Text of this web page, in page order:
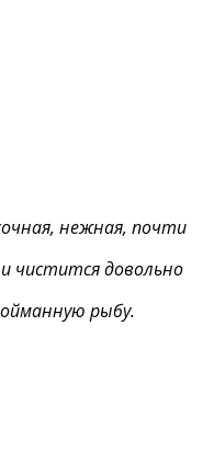
нежная, почти
чистится довольно
рыбу.